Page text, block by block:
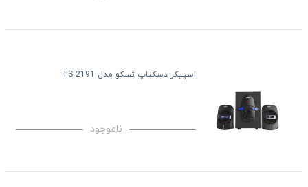
اسپیکر دسکتاپ تسکو مدل TS 2191
ناموجود